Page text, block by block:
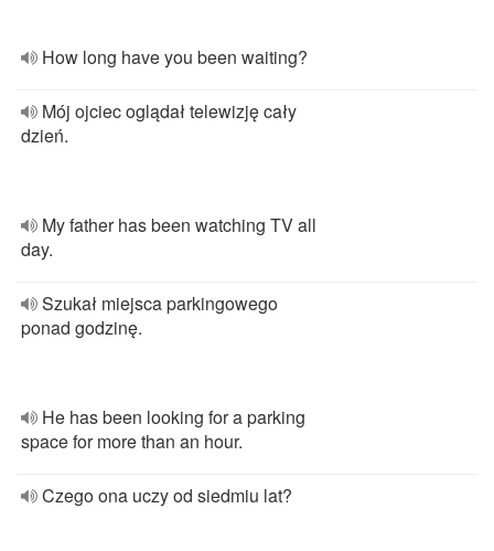
How long have you been waiting?
Mój ojciec oglądał telewizję cały
dzień.
My father has been watching TV all
day.
Szukał miejsca parkingowego
ponad godzinę.
He has been looking for a parking
space for more than an hour.
Czego ona uczy od siedmiu lat?